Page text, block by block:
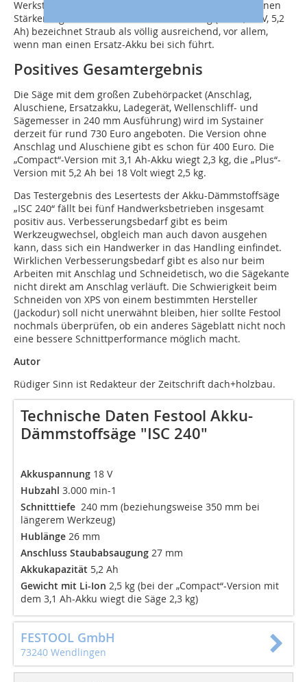
Werkstoffen. Auch Holzfaser lasse sich – in verschiedenen
Stärken – gut verarbeiten. Die Akkuleistung (Li-ion, 18 V, 5,2
Ah) bezeichnet Straub als völlig ausreichend, vor allem,
wenn man einen Ersatz-Akku bei sich führt.
Positives Gesamtergebnis
Die Säge mit dem großen Zubehörpacket (Anschlag,
Aluschiene, Ersatzakku, Ladegerät, Wellenschliff- und
Sägemesser in 240 mm Ausführung) wird im Systainer
derzeit für rund 730 Euro angeboten. Die Version ohne
Anschlag und Aluschiene gibt es schon für 400 Euro. Die
„Compact“-Version mit 3,1 Ah-Akku wiegt 2,3 kg, die „Plus“-
Version mit 5,2 Ah bei 18 Volt wiegt 2,5 kg.
Das Testergebnis des Lesertests der Akku-Dämmstoffsäge
„ISC 240“ fällt bei fünf Handwerksbetrieben insgesamt
positiv aus. Verbesserungsbedarf gibt es beim
Werkzeugwechsel, obgleich man auch davon ausgehen
kann, dass sich ein Handwerker in das Handling einfindet.
Wirklichen Verbesserungsbedarf gibt es also nur beim
Arbeiten mit Anschlag und Schneidetisch, wo die Sägekante
nicht direkt am Anschlag verläuft. Die Schwierigkeit beim
Schneiden von XPS von einem bestimmten Hersteller
(Jackodur) soll nicht unerwähnt bleiben, hier sollte Festool
nochmals überprüfen, ob ein anderes Sägeblatt nicht noch
eine bessere Schnittperformance möglich macht.
Autor
Rüdiger Sinn ist Redakteur der Zeitschrift dach+holzbau.
Technische Daten Festool Akku-
Dämmstoffsäge "ISC 240"
Akkuspannung 18 V
Hubzahl 3.000 min-1
Schnitttiefe 240 mm (beziehungsweise 350 mm bei
längerem Werkzeug)
Hublänge 26 mm
Anschluss Staubabsaugung 27 mm
Akkukapazität 5,2 Ah
Gewicht mit Li-Ion 2,5 kg (bei der „Compact“-Version mit
dem 3,1 Ah-Akku wiegt die Säge 2,3 kg)
FESTOOL GmbH
73240 Wendlingen